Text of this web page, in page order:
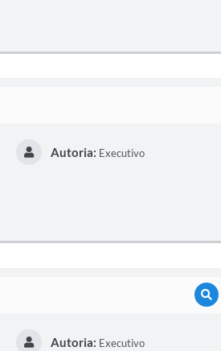
Autoria: Executivo
Autoria: Executivo